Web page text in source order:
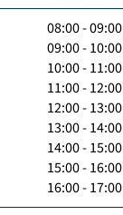
08:00 - 09:00
09:00 - 10:00
10:00 - 11:00
11:00 - 12:00
12:00 - 13:00
13:00 - 14:00
14:00 - 15:00
15:00 - 16:00
16:00 - 17:00